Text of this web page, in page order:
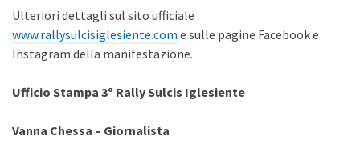
Ulteriori dettagli sul sito ufficiale
www.rallysulcisiglesiente.com e sulle pagine Facebook e
Instagram della manifestazione.
Ufficio Stampa 3º Rally Sulcis Iglesiente
Vanna Chessa – Giornalista